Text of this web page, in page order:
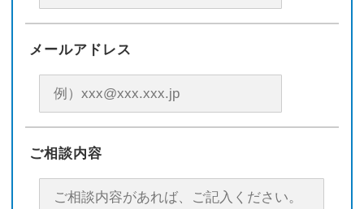
メールアドレス
ご相談内容